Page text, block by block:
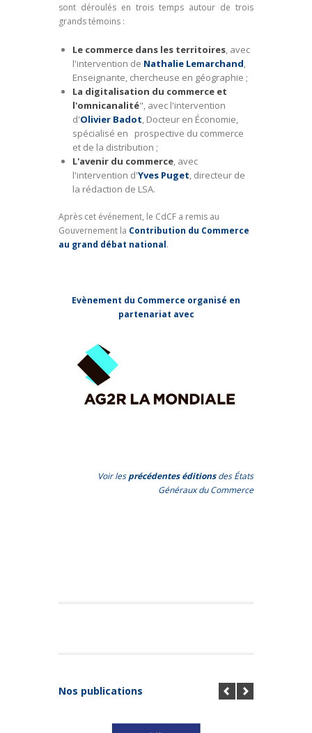
sont déroulés en trois temps autour de trois
grands témoins :
Le commerce dans les territoires, avec
l'intervention de Nathalie Lemarchand,
Enseignante, chercheuse en géographie ;
La digitalisation du commerce et
l'omnicanalité", avec l'intervention
d'Olivier Badot, Docteur en Économie,
spécialisé en prospective du commerce
et de la distribution ;
L'avenir du commerce, avec
l'intervention d'Yves Puget, directeur de
la rédaction de LSA.
Après cet événement, le CdCF a remis au
Gouvernement la Contribution du Commerce
au grand débat national.
Evènement du Commerce organisé en
partenariat avec
Voir lesprécédentes éditionsdes États
Généraux du Commerce
Nos publications